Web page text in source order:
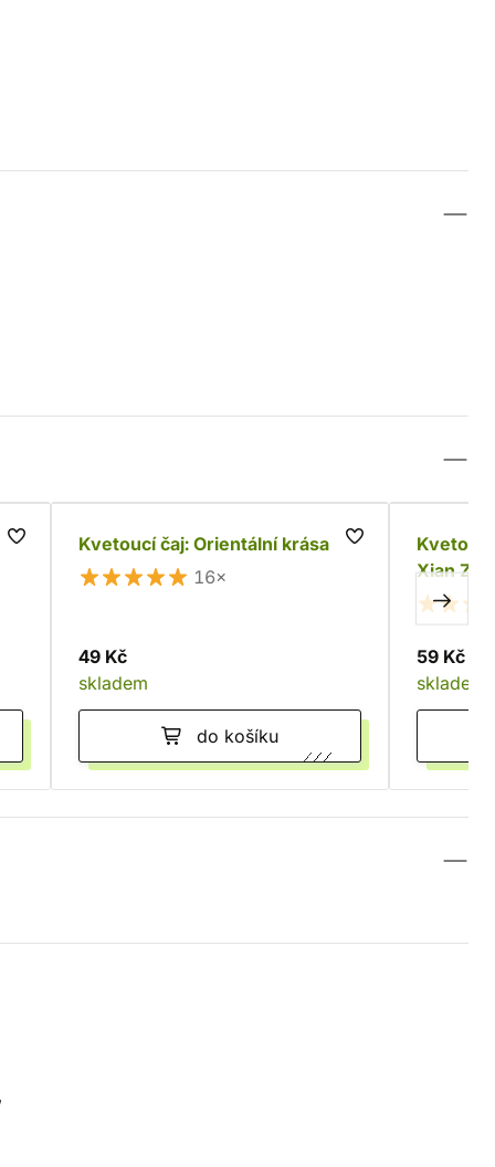
Kvetoucí čaj: Orientální krása
16×
49 Kč
skladem
do košíku
Xian Zi)
59 Kč
skladem